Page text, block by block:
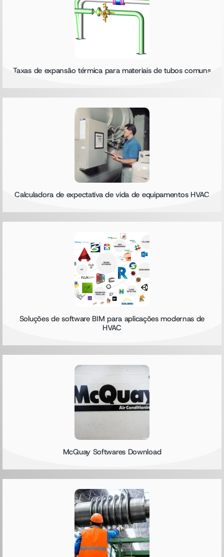
Taxas de expansão térmica para materiais de tubos comuns
Calculadora de expectativa de vida de equipamentos HVAC
Soluções de software BIM para aplicações modernas de
HVAC
McQuay Softwares Download